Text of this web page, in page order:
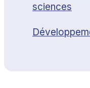
sciences